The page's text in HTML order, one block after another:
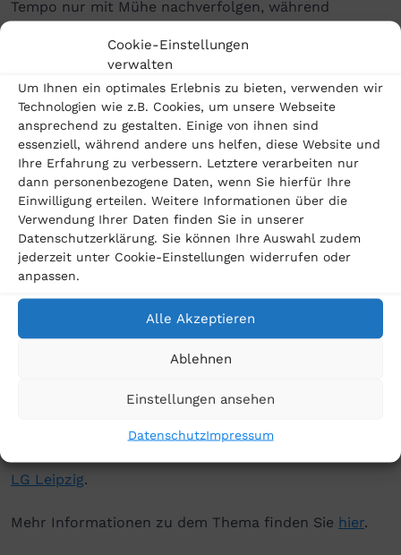
Cookie-Einstellungen
verwalten
Um Ihnen ein optimales Erlebnis zu bieten, verwenden wir
Technologien wie z.B. Cookies, um unsere Webseite
ansprechend zu gestalten. Einige von ihnen sind
essenziell, während andere uns helfen, diese Website und
Ihre Erfahrung zu verbessern. Letztere verarbeiten nur
dann personenbezogene Daten, wenn Sie hierfür Ihre
Einwilligung erteilen. Weitere Informationen über die
Verwendung Ihrer Daten finden Sie in unserer
Datenschutzerklärung. Sie können Ihre Auswahl zudem
jederzeit unter Cookie-Einstellungen widerrufen oder
anpassen.
Alle Akzeptieren
Ablehnen
Einstellungen ansehen
DatenschutzImpressum
Tempo nur mit Mühe nachverfolgen, während
Verbraucher und Verbraucherinnen den
Geschäftsgebaren derBig-Tech
ausgeliefert sind. Aber gerade die Verbraucher
brauchen eine starke Stimme – jemanden, der
handelt und das Recht der Verbraucher durchsetzt.
Dafür treten wir an.«
Die Verbraucherkanzlei BK Baumeister & Kollegen
führt bereits seit 2023 Klagen zum Thema „
Meta-
Überwachungsskandal
400 verbraucherfreundliche Urteile in dieser Sache
erstritten. Gerichte in der ganzen Republik sprechen
vierstellige Schadensersatzbeträge zu, so zum
LG Berlin, das LG Hamburg, das LG
LG Leipzig.
Mehr Informationen zu dem Thema finden Sie hier.